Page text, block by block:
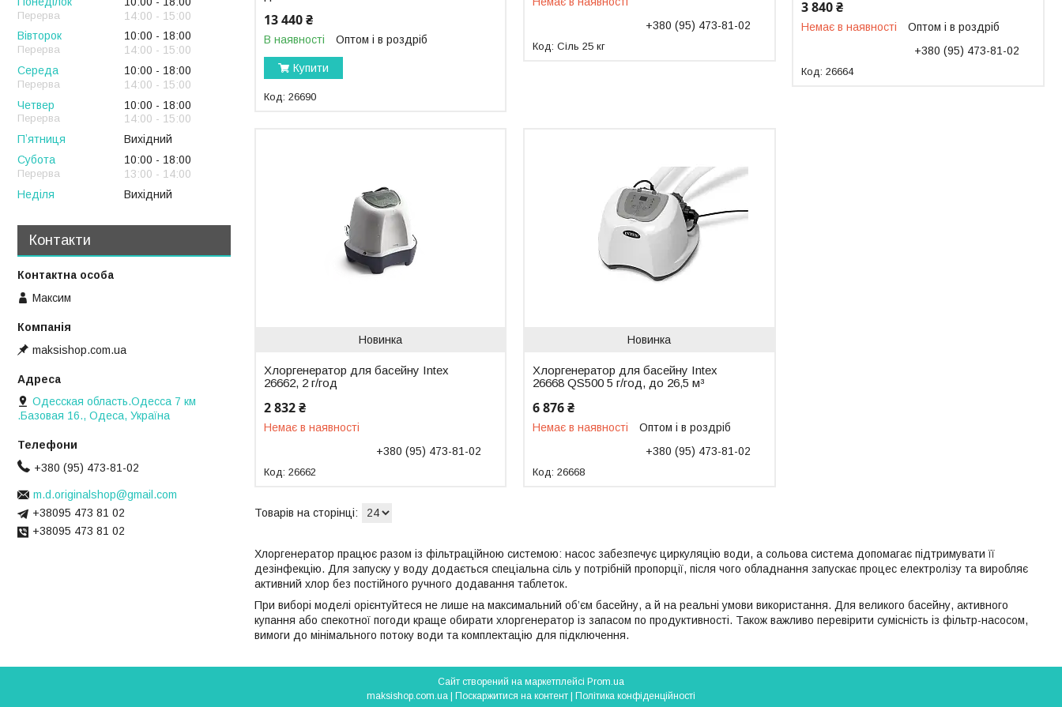
13 440 ₴
В наявності Оптом і в роздріб
Купити
26690
+380 (95) 473-81-02
Сіль 25 кг
3 840 ₴
Немає в наявності
Оптом і в роздріб
+380 (95) 473-81-02
26664
Новинка
Хлоргенератор для басейну Intex
26662, 2 г/год
2 832 ₴
Немає в наявності
+380 (95) 473-81-02
26662
Новинка
Хлоргенератор для басейну Intex
26668 QS500 5 г/год, до 26,5 м³
6 876 ₴
Немає в наявності
Оптом і в роздріб
+380 (95) 473-81-02
26668
Хлоргенератор працює разом із фільтраційною системою: насос забезпечує циркуляцію води, а сольова система допомагає підтримувати її
дезінфекцію. Для запуску у воду додається спеціальна сіль у потрібній пропорції, після чого обладнання запускає процес електролізу та виробляє
активний хлор без постійного ручного додавання таблеток.
При виборі моделі орієнтуйтеся не лише на максимальний об’єм басейну, а й на реальні умови використання. Для великого басейну, активного
купання або спекотної погоди краще обирати хлоргенератор із запасом по продуктивності. Також важливо перевірити сумісність із фільтр-насосом,
вимоги до мінімального потоку води та комплектацію для підключення.
14:00
15:00
Вівторок
10:00
18:00
14:00
15:00
Середа
10:00
18:00
14:00
15:00
Четвер
10:00
18:00
14:00
15:00
Пʼятниця
Вихідний
Субота
10:00
18:00
13:00
14:00
Неділя
Вихідний
Контакти
Максим
maksishop.com.ua
Одесская область.Одесса 7 км
.Базовая 16., Одеса, Україна
+380 (95) 473-81-02
m.d.originalshop@gmail.com
+38095 473 81 02
+38095 473 81 02
Сайт створений на маркетплейсі Prom.ua
maksishop.com.ua | Поскаржитися на контент | Політика конфіденційності